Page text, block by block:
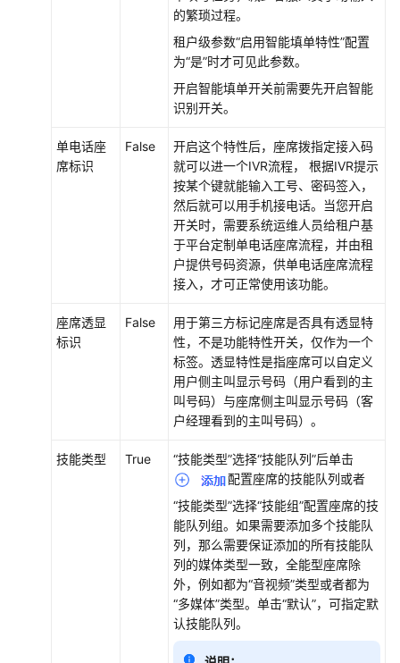
的繁琐过程。
租户级参数“启用智能填单特性”配置
为“是”时才可见此参数。
开启智能填单开关前需要先开启智能
识别开关。
单电话座
席标识
False
开启这个特性后，座席拨指定接入码
就可以进一个IVR流程， 根据IVR提示
按某个键就能输入工号、密码签入，
然后就可以用手机接电话。当您开启
开关时，需要系统运维人员给租户基
于平台定制单电话座席流程，并由租
户提供号码资源，供单电话座席流程
接入，才可正常使用该功能。
座席透显
标识
False
用于第三方标记座席是否具有透显特
性，不是功能特性开关，仅作为一个
标签。透显特性是指座席可以自定义
用户侧主叫显示号码（用户看到的主
叫号码）与座席侧主叫显示号码（客
户经理看到的主叫号码）。
技能类型 True
“技能类型”选择“技能队列”后单击
配置座席的技能队列或者
“技能类型”选择“技能组”配置座席的技
能队列组。如果需要添加多个技能队
列，那么需要保证添加的所有技能队
列的媒体类型一致，全能型座席除
外，例如都为“音视频”类型或者都为
“多媒体”类型。单击“默认”，可指定默
认技能队列。